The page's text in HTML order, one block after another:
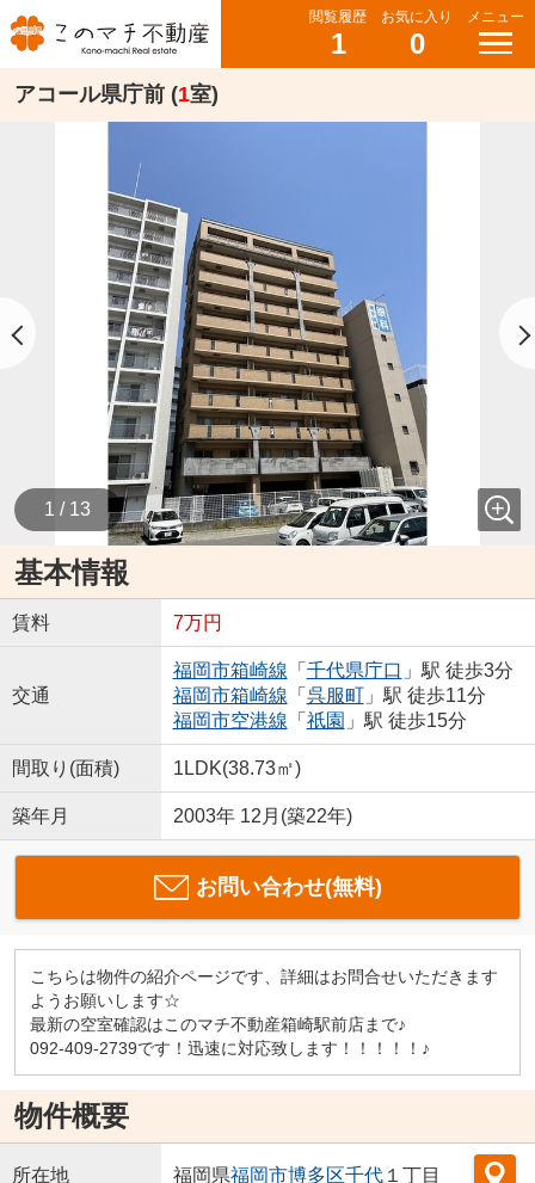
閲覧履歴
1
お気に入り
0
メニュー
アコール県庁前 (1室)
1 / 13
基本情報
賃料 7万円
交通
福岡市箱崎線 「 千代県庁口 」駅 徒歩3分
福岡市箱崎線 「 呉服町」駅 徒歩11分
福岡市空港線 「 祇園 」駅 徒歩15分
間取り(面積) 1LDK(38.73㎡)
築年月 2003年 12月(築22年)
お問い合わせ(無料)
こちらは物件の紹介ページです、詳細はお問合せいただきます
ようお願いします☆
最新の空室確認はこのマチ不動産箱崎駅前店まで♪
092-409-2739です！迅速に対応致します！！！！！♪
物件概要
所在地 福岡県福岡市博多区千代１丁目